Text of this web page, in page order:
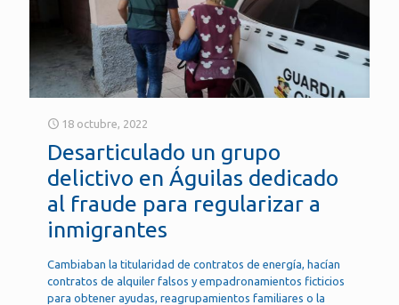
18 octubre, 2022
Desarticulado un grupo
delictivo en Águilas dedicado
al fraude para regularizar a
inmigrantes
Cambiaban la titularidad de contratos de energía, hacían
contratos de alquiler falsos y empadronamientos ficticios
para obtener ayudas, reagrupamientos familiares o la